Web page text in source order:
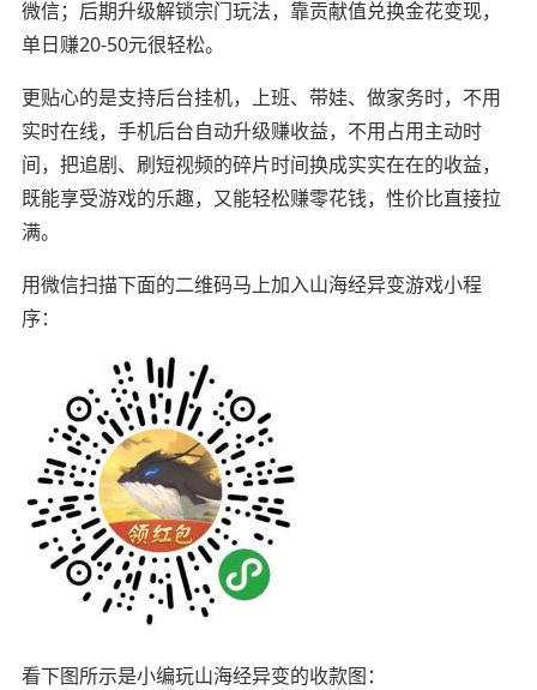
微信；后期升级解锁宗门玩法，靠贡献值兑换金花变现，
单日赚20-50元很轻松。
更贴心的是支持后台挂机，上班、带娃、做家务时，不用
实时在线，手机后台自动升级赚收益，不用占用主动时
间，把追剧、刷短视频的碎片时间换成实实在在的收益，
既能享受游戏的乐趣，又能轻松赚零花钱，性价比直接拉
满。
用微信扫描下面的二维码马上加入山海经异变游戏小程
序：
看下图所示是小编玩山海经异变的收款图：